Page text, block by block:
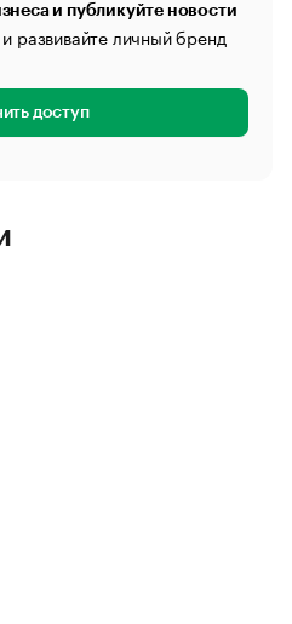
и публикуйте новости
развивайте личный бренд
доступ